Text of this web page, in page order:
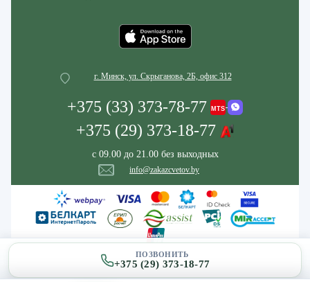
ПОЗВОНИТЬ
+375 (29) 373-18-77
г. Минск, ул. Скрыганова, 2Б, офис 312
+375 (33) 373-78-77
+375 (29) 373-18-77
с 09.00 до 21.00 без выходных
info@zakazcvetov.by